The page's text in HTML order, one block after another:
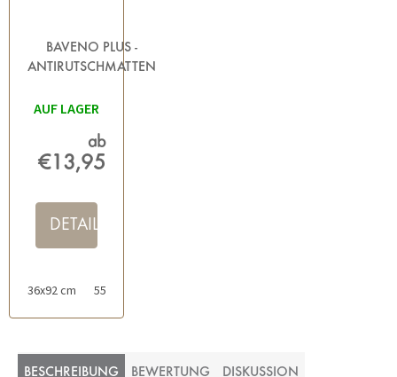
BAVENO PLUS -
ANTIRUTSCHMATTEN
DUSCHE ROSA
AUF LAGER
ab
€13,95
DETAIL
36x92 cm 55x55 cm
BESCHREIBUNG BEWERTUNG DISKUSSION